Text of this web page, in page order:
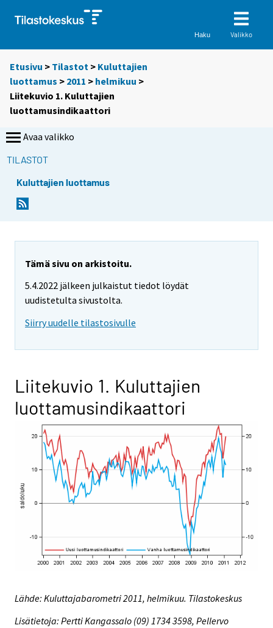
Haku Valikko
Etusivu > Tilastot > Kuluttajien
luottamus > 2011 > helmikuu >
Liitekuvio 1. Kuluttajien
luottamusindikaattori
Avaa valikko
TILASTOT
Kuluttajien luottamus
Tämä sivu on arkistoitu.
5.4.2022 jälkeen julkaistut tiedot löydät
uudistetulta sivustolta.
Siirry uudelle tilastosivulle
Liitekuvio 1. Kuluttajien
luottamusindikaattori
Lähde: Kuluttajabarometri 2011, helmikuu. Tilastokeskus
Lisätietoja: Pertti Kangassalo (09) 1734 3598, Pellervo